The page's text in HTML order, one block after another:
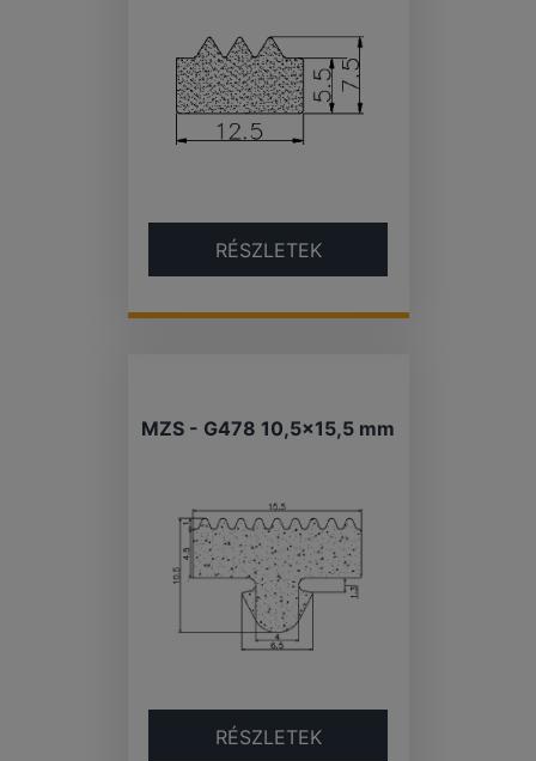
RÉSZLETEK
MZS - G478 10,5×15,5 mm
RÉSZLETEK